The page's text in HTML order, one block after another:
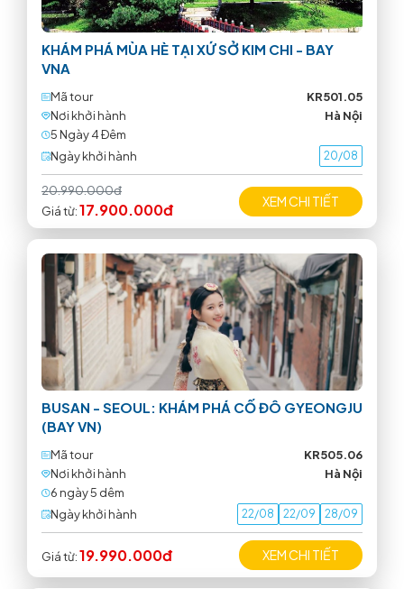
KHÁM PHÁ MÙA HÈ TẠI XỨ SỞ KIM CHI - BAY
VNA
Mã tour
KR501.05
Nơi khởi hành
Hà Nội
5 Ngày 4 Ðêm
Ngày khởi hành
20/08
20.990.000đ
Giá từ:17.900.000đ XEM CHI TIẾT
BUSAN - SEOUL: KHÁM PHÁ CỐ ĐÔ GYEONGJU
(BAY VN)
Mã tour
KR505.06
Nơi khởi hành
Hà Nội
6 ngày 5 dêm
Ngày khởi hành
22/08 22/09 28/09
Giá từ:19.990.000đ XEM CHI TIẾT